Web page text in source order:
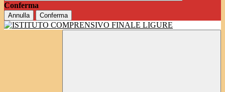
Conferma
Annulla Conferma